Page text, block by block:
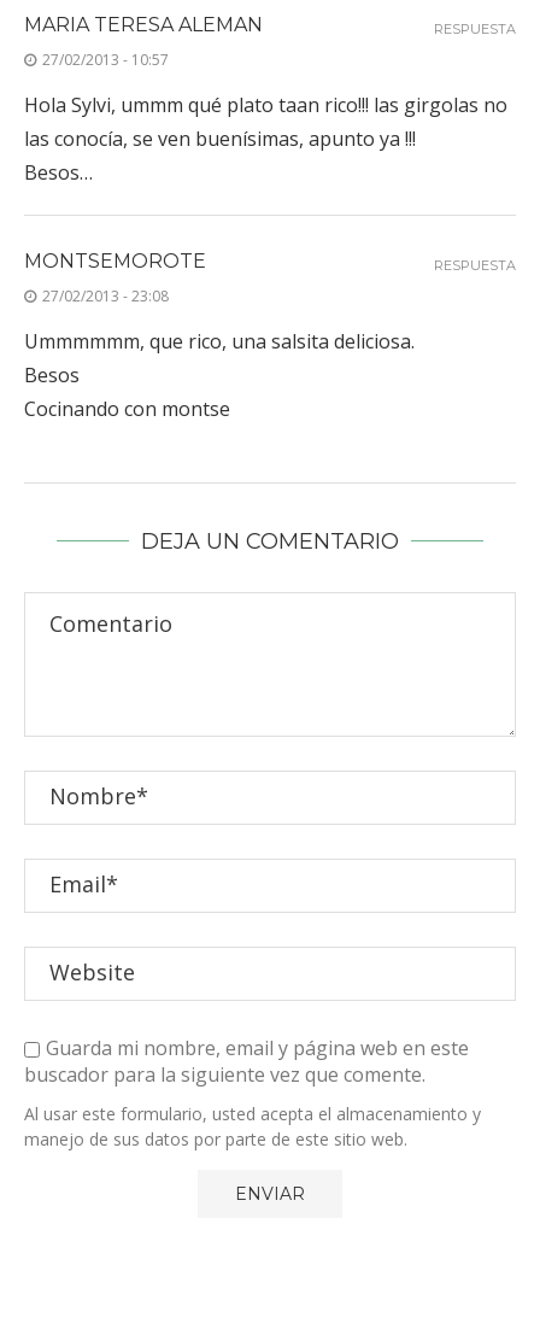
MARIA TERESA ALEMAN
27/02/2013 - 10:57
Hola Sylvi, ummm qué plato taan rico!!! las girgolas no
las conocía, se ven buenísimas, apunto ya !!!
Besos…
RESPUESTA
MONTSEMOROTE
27/02/2013 - 23:08
Ummmmmm, que rico, una salsita deliciosa.
Besos
Cocinando con montse
RESPUESTA
DEJA UN COMENTARIO
Guarda mi nombre, email y página web en este
buscador para la siguiente vez que comente.
Al usar este formulario, usted acepta el almacenamiento y
manejo de sus datos por parte de este sitio web.